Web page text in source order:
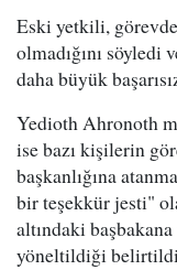
Eski yetkili,
olmadığını söyledi
daha büyük
Yedioth Ahronoth
ise bazı kişilerin
başkanlığına
bir teşekkür jesti"
altındaki
yöneltildiği